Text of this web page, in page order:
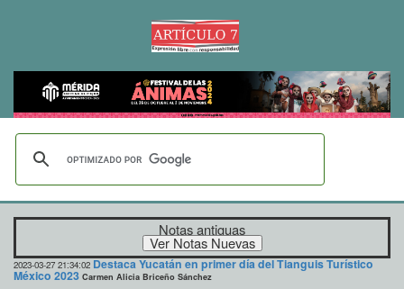
Notas antiguas
2023-03-27 21:34:02 Destaca Yucatán en primer día del Tianguis Turístico
México 2023 Carmen Alicia Briceño Sánchez